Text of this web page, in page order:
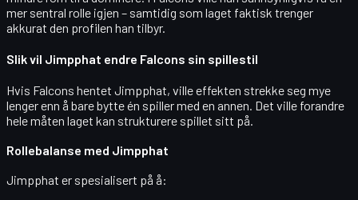
mer sentral rolle igjen – samtidig som laget faktisk trenger
akkurat den profilen han tilbyr.
Slik vil Jimpphat endre Falcons sin spillestil
Hvis Falcons hentet Jimpphat, ville effekten strekke seg mye
lenger enn å bare bytte én spiller med en annen. Det ville forandre
hele måten laget kan strukturere spillet sitt på.
Rollebalanse med Jimpphat
Jimpphat er spesialisert på å: